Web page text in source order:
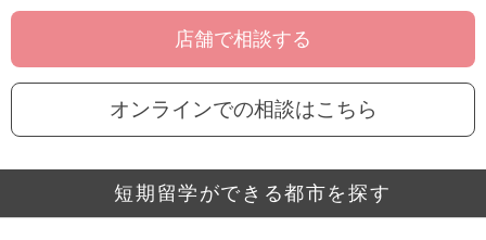
店舗で相談する
オンラインでの相談はこちら
短期留学ができる都市を探す